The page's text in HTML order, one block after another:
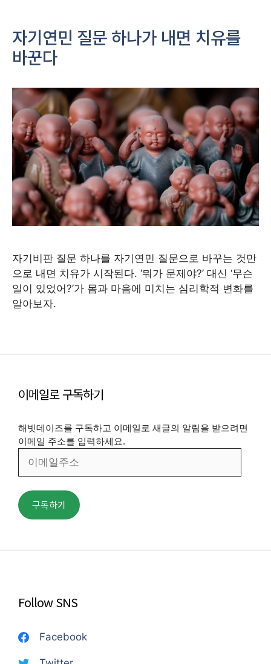
자기연민 질문 하나가 내면 치유를
바꾼다
자기비판 질문 하나를 자기연민 질문으로 바꾸는 것만
으로 내면 치유가 시작된다. ‘뭐가 문제야?’ 대신 ‘무슨
일이 있었어?’가 몸과 마음에 미치는 심리학적 변화를
알아보자.
이메일로 구독하기
해빗데이즈를 구독하고 이메일로 새글의 알림을 받으려면
이메일 주소를 입력하세요.
주
소
구독하기
Follow SNS
Facebook